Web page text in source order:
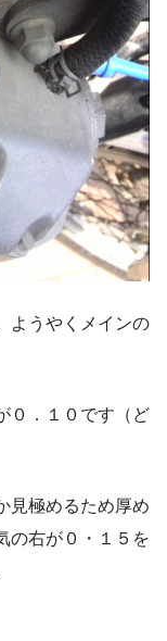
ようやくメインの
０．１０です（ど
見極めるため厚め
の右が０・１５を